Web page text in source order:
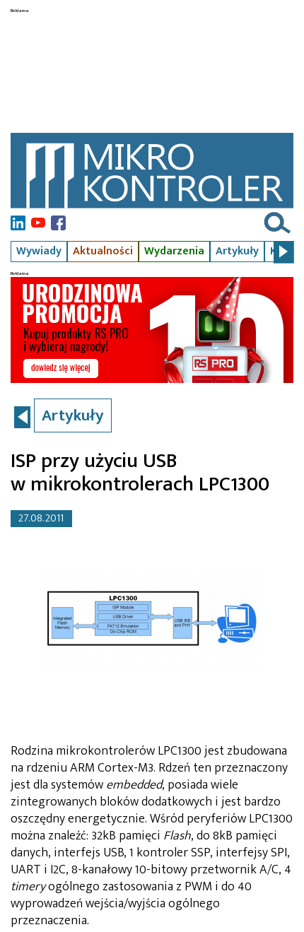
Wywiady Aktualności Wydarzenia Artykuły Kursy
Artykuły
ISP przy użyciu USB
w mikrokontrolerach LPC1300
27.08.2011
Rodzina mikrokontrolerów LPC1300 jest zbudowana
na rdzeniu ARM Cortex-M3. Rdzeń ten przeznaczony
jest dla systemówembedded, posiada wiele
zintegrowanych bloków dodatkowych i jest bardzo
oszczędny energetycznie. Wśród peryferiów LPC1300
można znaleźć: 32kB pamięci Flash, do 8kB pamięci
danych, interfejs USB, 1 kontroler SSP, interfejsy SPI,
UART i I2C, 8-kanałowy 10-bitowy przetwornik A/C, 4
timeryogólnego zastosowania z PWM i do 40
wyprowadzeń wejścia/wyjścia ogólnego
przeznaczenia.